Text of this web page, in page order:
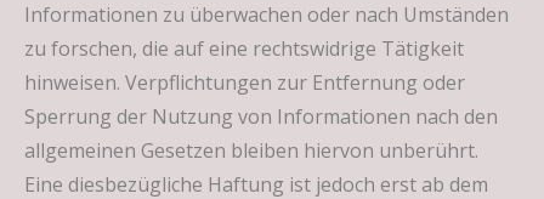
Informationen zu überwachen oder nach Umständen
zu forschen, die auf eine rechtswidrige Tätigkeit
hinweisen. Verpflichtungen zur Entfernung oder
Sperrung der Nutzung von Informationen nach den
allgemeinen Gesetzen bleiben hiervon unberührt.
Eine diesbezügliche Haftung ist jedoch erst ab dem